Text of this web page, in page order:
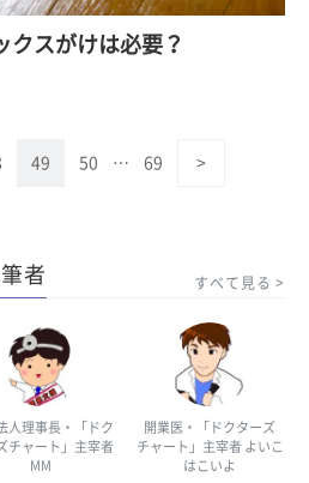
クスがけは必要？
49 50 … 69 >
者 すべて見る
人理事長・「ドク
チャート」主宰者
MM
開業医・「ドクターズ
チャート」主宰者 よいこ
はこいよ